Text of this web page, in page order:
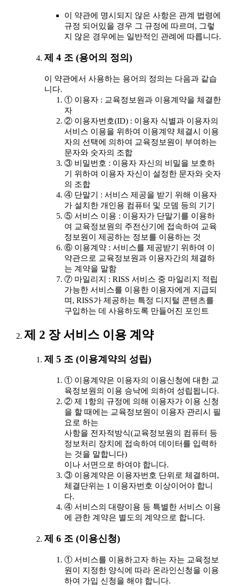
이 약관에 명시되지 않은 사항은 관계 법령에
규정 되어있을 경우 그 규정에 따르며, 그렇
지 않은 경우에는 일반적인 관례에 따릅니다.
제 4 조 (용어의 정의)
이 약관에서 사용하는 용어의 정의는 다음과 같습
니다.
① 이용자 : 교육정보원과 이용계약을 체결한
자
② 이용자번호(ID) : 이용자 식별과 이용자의
서비스 이용을 위하여 이용계약 체결시 이용
자의 선택에 의하여 교육정보원이 부여하는
문자와 숫자의 조합
③ 비밀번호 : 이용자 자신의 비밀을 보호하
기 위하여 이용자 자신이 설정한 문자와 숫자
의 조합
④ 단말기 : 서비스 제공을 받기 위해 이용자
가 설치한 개인용 컴퓨터 및 모뎀 등의 기기
⑤ 서비스 이용 : 이용자가 단말기를 이용하
여 교육정보원의 주전산기에 접속하여 교육
정보원이 제공하는 정보를 이용하는 것
⑥ 이용계약 : 서비스를 제공받기 위하여 이
약관으로 교육정보원과 이용자간의 체결하
는 계약을 말함
⑦ 마일리지 : RISS 서비스 중 마일리지 적립
가능한 서비스를 이용한 이용자에게 지급되
며, RISS가 제공하는 특정 디지털 콘텐츠를
구입하는 데 사용하도록 만들어진 포인트
제 2 장 서비스 이용 계약
제 5 조 (이용계약의 성립)
① 이용계약은 이용자의 이용신청에 대한 교
육정보원의 이용 승낙에 의하여 성립됩니다.
② 제 1항의 규정에 의해 이용자가 이용 신청
을 할 때에는 교육정보원이 이용자 관리시 필
요로 하는
사항을 전자적방식(교육정보원의 컴퓨터 등
정보처리 장치에 접속하여 데이터를 입력하
는 것을 말합니다)
이나 서면으로 하여야 합니다.
③ 이용계약은 이용자번호 단위로 체결하며,
체결단위는 1 이용자번호 이상이어야 합니
다.
④ 서비스의 대량이용 등 특별한 서비스 이용
에 관한 계약은 별도의 계약으로 합니다.
제 6 조 (이용신청)
① 서비스를 이용하고자 하는 자는 교육정보
원이 지정한 양식에 따라 온라인신청을 이용
하여 가입 신청을 해야 합니다.